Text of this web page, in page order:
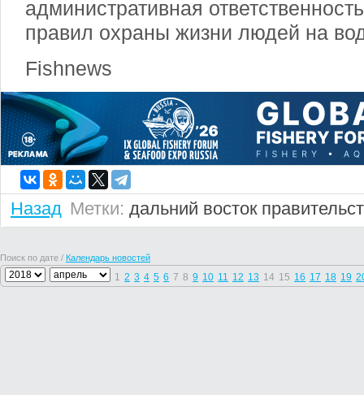
административная
правил охраны жизни людей на
Fishnews
Назад Метки: дальний восток
Поиск по дате / Календарь новостей
1 2 3 4 5 6 7 8 9 10 11 12 13 14 15 16 17 18 19